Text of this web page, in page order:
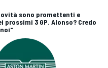
sono promettenti e
prossimi 3 GP. Alonso? Credo